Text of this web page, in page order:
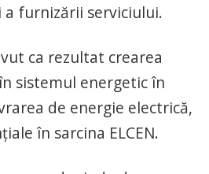
a furnizării serviciului.
ca rezultat crearea
sistemul energetic în
de energie electrică,
în sarcina ELCEN.